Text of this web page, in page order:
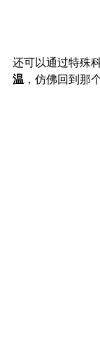
还可以通过特殊
温 ，仿佛回到那